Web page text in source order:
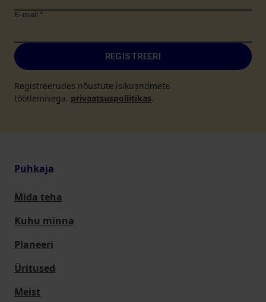
E-mail *
REGISTREERI
Registreerudes nõustute isikuandmete
töötlemisega. privaatsuspoliitikas.
Puhkaja
Mida teha
Kuhu minna
Planeeri
Üritused
Meist